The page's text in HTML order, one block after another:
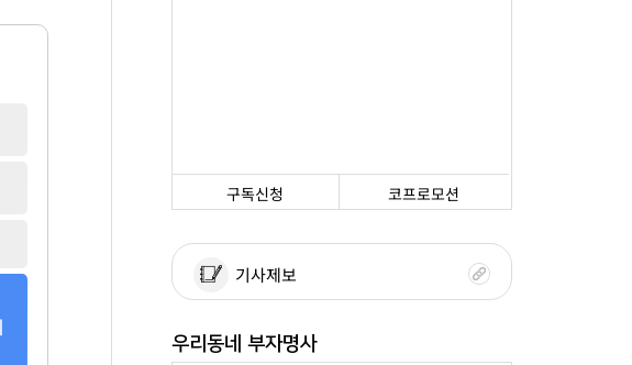
구독신청 코프로모션
기사제보
우리동네 부자명사